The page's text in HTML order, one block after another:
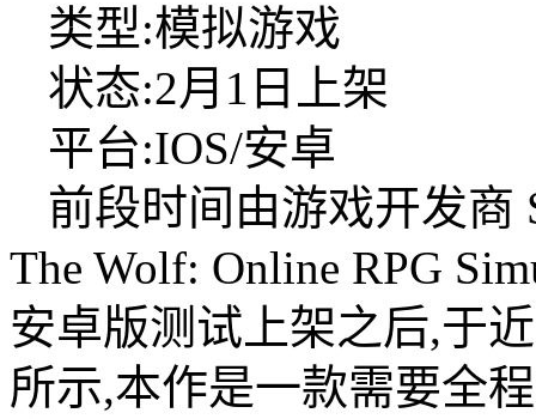
类型:模拟游戏
状态:2月1日上架
平台:IOS/安卓
前段时间由游戏开发商
The Wolf: Online RPG
安卓版测试上架之后,于
所示,本作是一款需要全